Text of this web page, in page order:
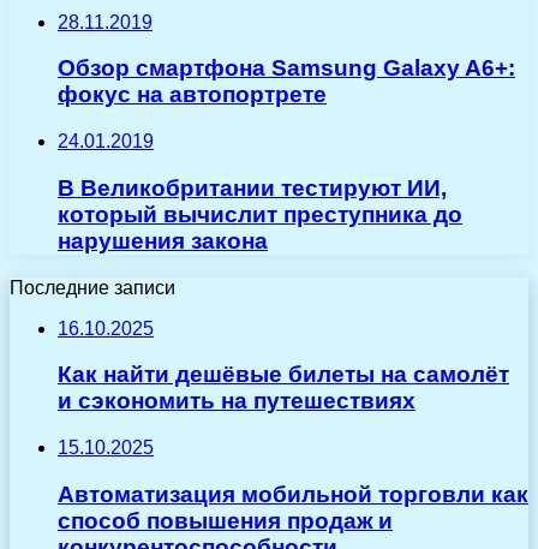
28.11.2019
Обзор смартфона Samsung Galaxy A6+:
фокус на автопортрете
24.01.2019
В Великобритании тестируют ИИ,
который вычислит преступника до
нарушения закона
Последние записи
16.10.2025
Как найти дешёвые билеты на самолёт
и сэкономить на путешествиях
15.10.2025
Автоматизация мобильной торговли как
способ повышения продаж и